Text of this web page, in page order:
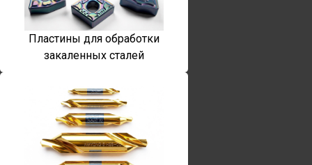
Пластины для обработки
закаленных сталей